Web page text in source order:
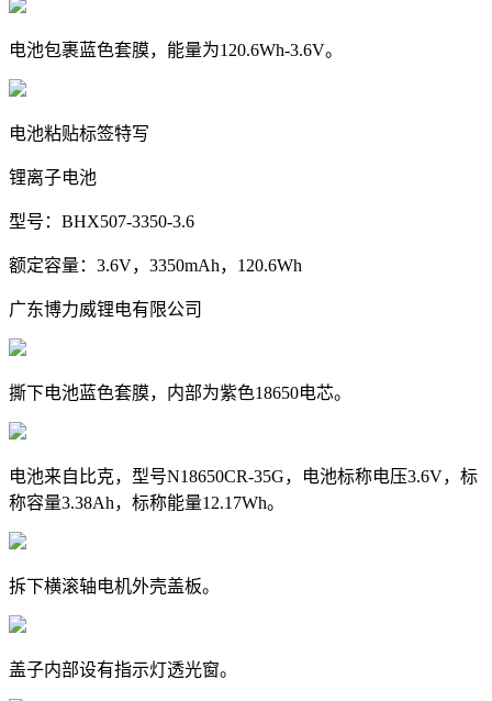
电池包裹蓝色套膜，能量为120.6Wh-3.6V。
电池粘贴标签特写
锂离子电池
型号：BHX507-3350-3.6
额定容量：3.6V，3350mAh，120.6Wh
广东博力威锂电有限公司
撕下电池蓝色套膜，内部为紫色18650电芯。
电池来自比克，型号N18650CR-35G，电池标称电压3.6V，标
称容量3.38Ah，标称能量12.17Wh。
拆下横滚轴电机外壳盖板。
盖子内部设有指示灯透光窗。